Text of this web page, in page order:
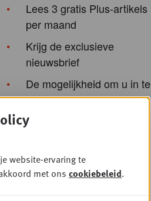
Lees 3 gratis Plus-artikels
per maand
Krijg de exclusieve
nieuwsbrief
De mogelijkheid om u in te
schrijven voor opleidingen
van Gondola Academy en
events van Gondola
website-ervaring te
met ons cookiebeleid.